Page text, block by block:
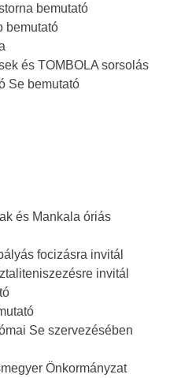
bemutató
bemutató
és TOMBOLA sorsolás
Se bemutató
és Mankala óriás
focizásra invitál
invitál
Se szervezésében
Önkormányzat